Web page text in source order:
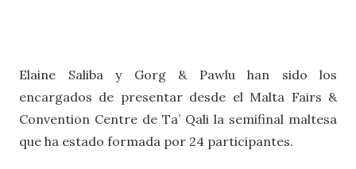
Elaine Saliba y Gorg & Pawlu han sido los
encargados de presentar desde el Malta Fairs &
Convention Centre de Ta’ Qali la semifinal maltesa
que ha estado formada por 24 participantes.